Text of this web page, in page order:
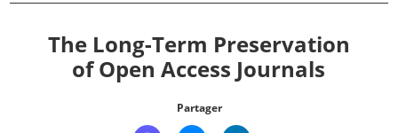
The Long-Term Preservation
of Open Access Journals
Partager